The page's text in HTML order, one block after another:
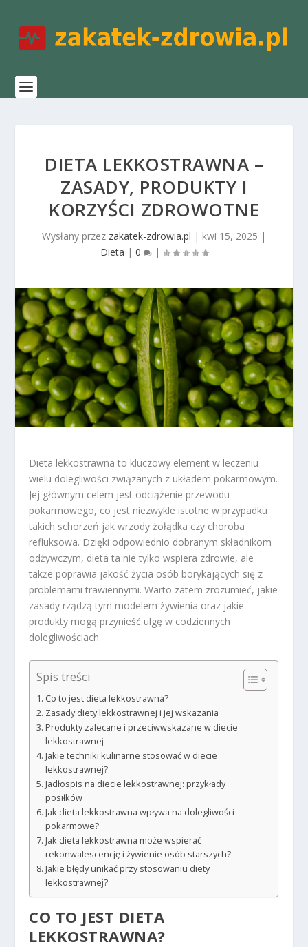
DIETA LEKKOSTRAWNA –
ZASADY, PRODUKTY I
KORZYŚCI ZDROWOTNE
Wysłany przez zakatek-zdrowia.pl | kwi 15, 2025 |
Dieta | 0 |
Dieta lekkostrawna to kluczowy element w leczeniu
wielu dolegliwości związanych z układem pokarmowym.
Jej głównym celem jest odciążenie przewodu
pokarmowego, co jest niezwykle istotne w przypadku
takich schorzeń jak wrzody żołądka czy choroba
refluksowa. Dzięki odpowiednio dobranym składnikom
odżywczym, dieta ta nie tylko wspiera zdrowie, ale
także poprawia jakość życia osób borykających się z
problemami trawiennymi. Warto zatem zrozumieć, jakie
zasady rządzą tym modelem żywienia oraz jakie
produkty mogą przynieść ulgę w codziennych
dolegliwościach.
Spis treści
Co to jest dieta lekkostrawna?
Zasady diety lekkostrawnej i jej wskazania
Produkty zalecane i przeciwwskazane w diecie
lekkostrawnej
Jakie techniki kulinarne stosować w diecie
lekkostrawnej?
Jadłospis na diecie lekkostrawnej: przykłady
posiłków
Jak dieta lekkostrawna wpływa na dolegliwości
pokarmowe?
Jak dieta lekkostrawna może wspierać
rekonwalescencję i żywienie osób starszych?
Jakie błędy unikać przy stosowaniu diety
lekkostrawnej?
CO TO JEST DIETA
LEKKOSTRAWNA?